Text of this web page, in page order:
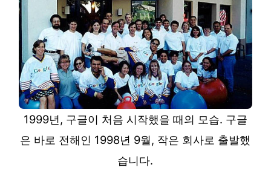
1999년, 구글이 처음 시작했을 때의 모습. 구글
은 바로 전해인 1998년 9월, 작은 회사로 출발했
습니다.